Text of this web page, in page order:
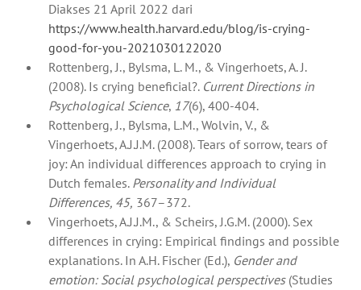
Diakses 21 April 2022 dari
https://www.health.harvard.edu/blog/is-crying-
good-for-you-2021030122020
Rottenberg, J., Bylsma, L. M., & Vingerhoets, A. J.
(2008). Is crying beneficial?. Current Directions in
Psychological Science, 17(6), 400-404.
Rottenberg, J., Bylsma, L.M., Wolvin, V., &
Vingerhoets, A.J.J.M. (2008). Tears of sorrow, tears of
joy: An individual differences approach to crying in
Dutch females. Personality and Individual
Differences, 45, 367–372.
Vingerhoets, A.J.J.M., & Scheirs, J.G.M. (2000). Sex
differences in crying: Empirical findings and possible
explanations. In A.H. Fischer (Ed.), Gender and
emotion: Social psychological perspectives (Studies